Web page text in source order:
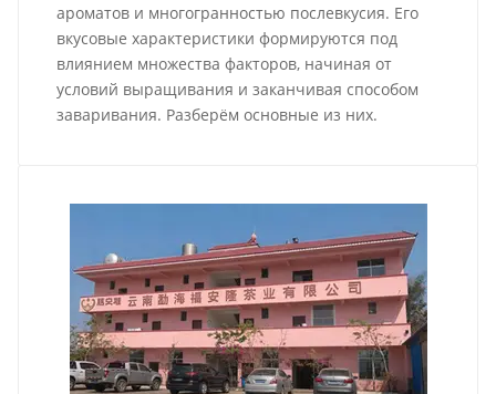
ароматов и многогранностью послевкусия. Его
вкусовые характеристики формируются под
влиянием множества факторов, начиная от
условий выращивания и заканчивая способом
заваривания. Разберём основные из них.